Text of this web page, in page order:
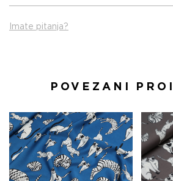
Imate pitanja?
POVEZANI